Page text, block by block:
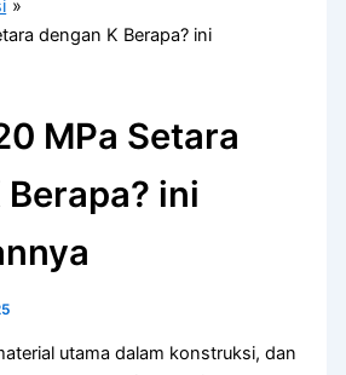
dengan K Berapa? ini
MPa Setara
ini
utama dalam konstruksi, dan